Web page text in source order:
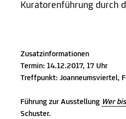
Kuratorenführung durch
Zusatzinformationen
Termin: 14.12.2017, 17 Uhr
Treffpunkt: Joanneumsviertel,
Führung zur Ausstellung Wer
Schuster.